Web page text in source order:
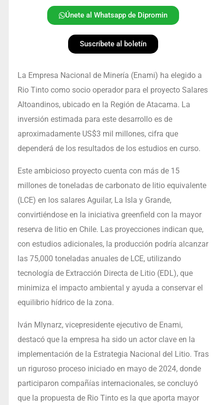
Únete al Whatsapp de Dipromin
Suscríbete al boletín
La Empresa Nacional de Minería (Enami) ha elegido a
Rio Tinto como socio operador para el proyecto Salares
Altoandinos, ubicado en la Región de Atacama. La
inversión estimada para este desarrollo es de
aproximadamente US$3 mil millones, cifra que
dependerá de los resultados de los estudios en curso.
Este ambicioso proyecto cuenta con más de 15
millones de toneladas de carbonato de litio equivalente
(LCE) en los salares Aguilar, La Isla y Grande,
convirtiéndose en la iniciativa greenfield con la mayor
reserva de litio en Chile. Las proyecciones indican que,
con estudios adicionales, la producción podría alcanzar
las 75,000 toneladas anuales de LCE, utilizando
tecnología de Extracción Directa de Litio (EDL), que
minimiza el impacto ambiental y ayuda a conservar el
equilibrio hídrico de la zona.
Iván Mlynarz, vicepresidente ejecutivo de Enami,
destacó que la empresa ha sido un actor clave en la
implementación de la Estrategia Nacional del Litio. Tras
un riguroso proceso iniciado en mayo de 2024, donde
participaron compañías internacionales, se concluyó
que la propuesta de Rio Tinto es la que aporta mayor